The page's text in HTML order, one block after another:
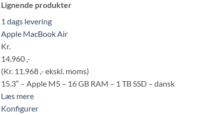
Lignende produkter
1 dags levering
Apple MacBook Air
Kr.
14.960 ,-
(Kr. 11.968 ,- ekskl. moms)
15.3″ – Apple M5 – 16 GB RAM – 1 TB SSD – dansk
Læs mere
Konfigurer